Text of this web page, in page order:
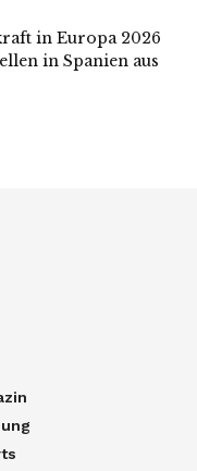
in Europa 2026
in Spanien aus